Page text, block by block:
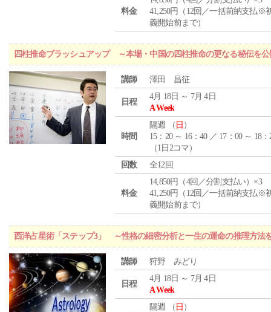
料金
41,250円（12回／一括前納支払※
義開始前まで）
四柱推命ブラッシュアップ ～本場・中国の四柱推命の更なる秘伝を
講師 澤田 昌征
日程
4月 18日 ～ 7月 4日
A Week
時間
隔週 （ 日 ）
15：20 ～ 16：40 ／ 17：00 ～ 18：
（1日2コマ）
回数
全12回
料金
14,850円（4回／分割支払い）×3
41,250円（12回／一括前納支払※
義開始前まで）
西洋占星術「ステップ3」 ～性格の細密分析と一生の運命の推理方法
講師 狩野 みどり
日程
4月 18日 ～ 7月 4日
A Week
隔週 （ 日 ）